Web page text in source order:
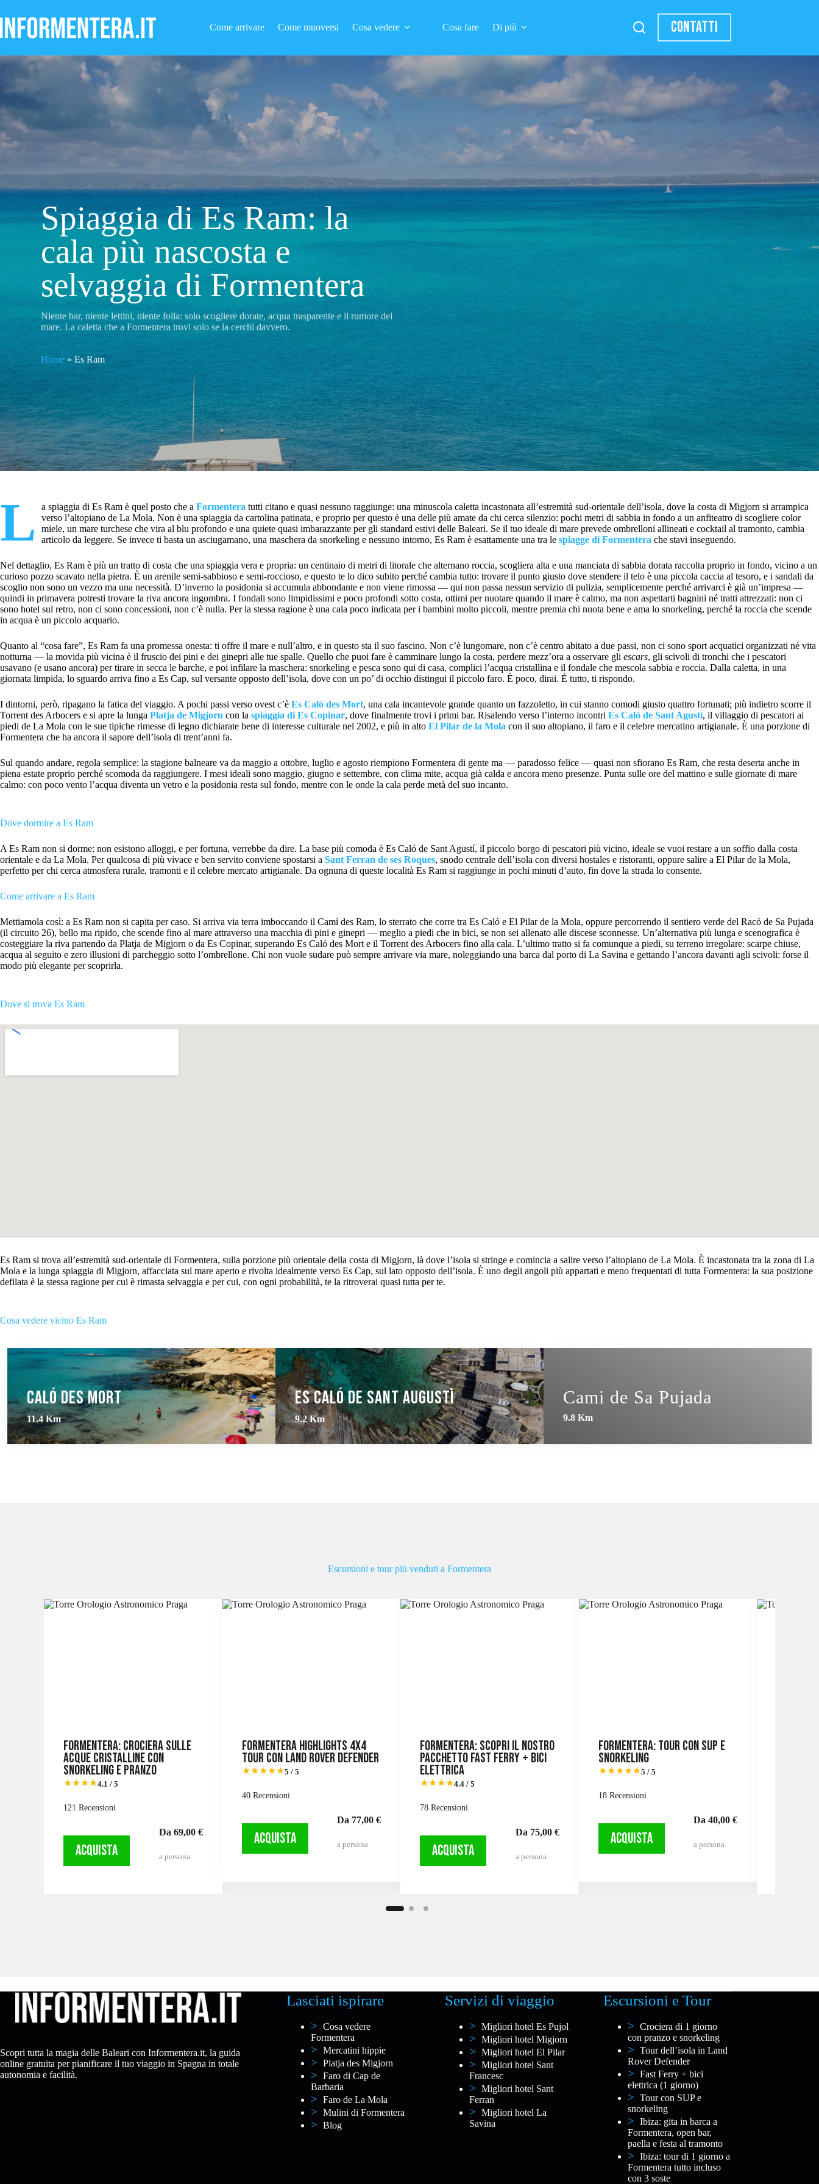
al
contenuto
Come arrivare Come muoversi Cosa vedere Cosa fare Di più CONTATTI
Spiaggia di Es Ram: la
cala più nascosta e
selvaggia di Formentera
Niente bar, niente lettini, niente folla: solo scogliere dorate, acqua trasparente e il rumore del
mare. La caletta che a Formentera trovi solo se la cerchi davvero.
Home »Es Ram
L a spiaggia di Es Ram è quel posto che a Formentera tutti citano e quasi nessuno raggiunge: una minuscola caletta incastonata all’estremità sud-orientale dell’isola, dove la costa di Migjorn si arrampica
verso l’altopiano de La Mola. Non è una spiaggia da cartolina patinata, e proprio per questo è una delle più amate da chi cerca silenzio: pochi metri di sabbia in fondo a un anfiteatro di scogliere color
miele, un mare turchese che vira al blu profondo e una quiete quasi imbarazzante per gli standard estivi delle Baleari. Se il tuo ideale di mare prevede ombrelloni allineati e cocktail al tramonto, cambia
articolo da leggere. Se invece ti basta un asciugamano, una maschera da snorkeling e nessuno intorno, Es Ram è esattamente una tra le spiagge di Formentera che stavi inseguendo.
Nel dettaglio, Es Ram è più un tratto di costa che una spiaggia vera e propria: un centinaio di metri di litorale che alternano roccia, scogliera alta e una manciata di sabbia dorata raccolta proprio in fondo, vicino a un
curioso pozzo scavato nella pietra. È un arenile semi-sabbioso e semi-roccioso, e questo te lo dico subito perché cambia tutto: trovare il punto giusto dove stendere il telo è una piccola caccia al tesoro, e i sandali da
scoglio non sono un vezzo ma una necessità. D’inverno la posidonia si accumula abbondante e non viene rimossa — qui non passa nessun servizio di pulizia, semplicemente perché arrivarci è già un’impresa —
quindi in primavera potresti trovare la riva ancora ingombra. I fondali sono limpidissimi e poco profondi sotto costa, ottimi per nuotare quando il mare è calmo, ma non aspettarti bagnini né tratti attrezzati: non ci
sono hotel sul retro, non ci sono concessioni, non c’è nulla. Per la stessa ragione è una cala poco indicata per i bambini molto piccoli, mentre premia chi nuota bene e ama lo snorkeling, perché la roccia che scende
in acqua è un piccolo acquario.
Quanto al “cosa fare”, Es Ram fa una promessa onesta: ti offre il mare e null’altro, e in questo sta il suo fascino. Non c’è lungomare, non c’è centro abitato a due passi, non ci sono sport acquatici organizzati né vita
notturna — la movida più vicina è il fruscio dei pini e dei ginepri alle tue spalle. Quello che puoi fare è camminare lungo la costa, perdere mezz’ora a osservare gli escars, gli scivoli di tronchi che i pescatori
usavano (e usano ancora) per tirare in secca le barche, e poi infilare la maschera: snorkeling e pesca sono qui di casa, complici l’acqua cristallina e il fondale che mescola sabbia e roccia. Dalla caletta, in una
giornata limpida, lo sguardo arriva fino a Es Cap, sul versante opposto dell’isola, dove con un po’ di occhio distingui il piccolo faro. È poco, dirai. È tutto, ti rispondo.
I dintorni, però, ripagano la fatica del viaggio. A pochi passi verso ovest c’è Es Caló des Mort, una cala incantevole grande quanto un fazzoletto, in cui stanno comodi giusto quattro fortunati; più indietro scorre il
Torrent des Arbocers e si apre la lunga Platja de Migjorn con la spiaggia di Es Copinar, dove finalmente trovi i primi bar. Risalendo verso l’interno incontri Es Caló de Sant Agustí, il villaggio di pescatori ai
piedi de La Mola con le sue tipiche rimesse di legno dichiarate bene di interesse culturale nel 2002, e più in alto El Pilar de la Mola con il suo altopiano, il faro e il celebre mercatino artigianale. È una porzione di
Formentera che ha ancora il sapore dell’isola di trent’anni fa.
Sul quando andare, regola semplice: la stagione balneare va da maggio a ottobre, luglio e agosto riempiono Formentera di gente ma — paradosso felice — quasi non sfiorano Es Ram, che resta deserta anche in
piena estate proprio perché scomoda da raggiungere. I mesi ideali sono maggio, giugno e settembre, con clima mite, acqua già calda e ancora meno presenze. Punta sulle ore del mattino e sulle giornate di mare
calmo: con poco vento l’acqua diventa un vetro e la posidonia resta sul fondo, mentre con le onde la cala perde metà del suo incanto.
Dove dormire a Es Ram
A Es Ram non si dorme: non esistono alloggi, e per fortuna, verrebbe da dire. La base più comoda è Es Caló de Sant Agustí, il piccolo borgo di pescatori più vicino, ideale se vuoi restare a un soffio dalla costa
orientale e da La Mola. Per qualcosa di più vivace e ben servito conviene spostarsi a Sant Ferran de ses Roques, snodo centrale dell’isola con diversi hostales e ristoranti, oppure salire a El Pilar de la Mola,
perfetto per chi cerca atmosfera rurale, tramonti e il celebre mercato artigianale. Da ognuna di queste località Es Ram si raggiunge in pochi minuti d’auto, fin dove la strada lo consente.
Come arrivare a Es Ram
Mettiamola così: a Es Ram non si capita per caso. Si arriva via terra imboccando il Camí des Ram, lo sterrato che corre tra Es Caló e El Pilar de la Mola, oppure percorrendo il sentiero verde del Racó de Sa Pujada
(il circuito 26), bello ma ripido, che scende fino al mare attraverso una macchia di pini e ginepri — meglio a piedi che in bici, se non sei allenato alle discese sconnesse. Un’alternativa più lunga e scenografica è
costeggiare la riva partendo da Platja de Migjorn o da Es Copinar, superando Es Caló des Mort e il Torrent des Arbocers fino alla cala. L’ultimo tratto si fa comunque a piedi, su terreno irregolare: scarpe chiuse,
acqua al seguito e zero illusioni di parcheggio sotto l’ombrellone. Chi non vuole sudare può sempre arrivare via mare, noleggiando una barca dal porto di La Savina e gettando l’ancora davanti agli scivoli: forse il
modo più elegante per scoprirla.
Dove si trova Es Ram
Es Ram si trova all’estremità sud-orientale di Formentera, sulla porzione più orientale della costa di Migjorn, là dove l’isola si stringe e comincia a salire verso l’altopiano de La Mola. È incastonata tra la zona di La
Mola e la lunga spiaggia di Migjorn, affacciata sul mare aperto e rivolta idealmente verso Es Cap, sul lato opposto dell’isola. È uno degli angoli più appartati e meno frequentati di tutta Formentera: la sua posizione
defilata è la stessa ragione per cui è rimasta selvaggia e per cui, con ogni probabilità, te la ritroverai quasi tutta per te.
Cosa vedere vicino Es Ram
Caló des Mort
11.4 Km
Es Caló de Sant Augustì
9.2 Km
Cami de Sa Pujada
9.8 Km
Escursioni e tour più venduti a Formentera
Formentera: Crociera sulle
acque cristalline con
snorkeling e pranzo
★★★★4.1 / 5
121 Recensioni
ACQUISTA
Da 69,00 €
a persona
Formentera Highlights 4X4
Tour con Land Rover Defender
★★★★★5 / 5
40 Recensioni
ACQUISTA
Da 77,00 €
a persona
Formentera: scopri il nostro
pacchetto fast ferry + bici
elettrica
★★★★4.4 / 5
78 Recensioni
ACQUISTA
Da 75,00 €
a persona
Formentera: tour con SUP e
snorkeling
★★★★★5 / 5
18 Recensioni
ACQUISTA
Da 40,00 €
a persona
Scopri tutta la magia delle Baleari con Informentera.it, la guida
online gratuita per pianificare il tuo viaggio in Spagna in totale
autonomia e facilità.
Lasciati ispirare
Cosa vedere
Formentera
Mercatini hippie
Platja des Migjorn
Faro di Cap de
Barbaria
Faro de La Mola
Mulini di Formentera
Blog
Servizi di viaggio
Migliori hotel Es Pujol
Migliori hotel Migjorn
Migliori hotel El Pilar
Migliori hotel Sant
Francesc
Migliori hotel Sant
Ferran
Migliori hotel La
Savina
Escursioni e Tour
Crociera di 1 giorno
con pranzo e snorkeling
Tour dell’isola in Land
Rover Defender
Fast Ferry + bici
elettrica (1 giorno)
Tour con SUP e
snorkeling
Ibiza: gita in barca a
Formentera, open bar,
paella e festa al tramonto
Ibiza: tour di 1 giorno a
Formentera tutto incluso
con 3 soste